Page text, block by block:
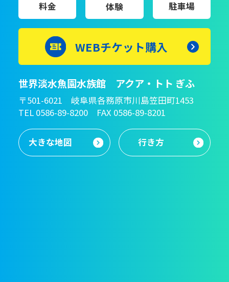
料金
体験
駐車場
WEBチケット購入
世界淡水魚園水族館 アクア・トト ぎふ
〒501-6021 岐阜県各務原市川島笠田町1453
TEL 0586-89-8200 FAX 0586-89-8201
大きな地図 行き方